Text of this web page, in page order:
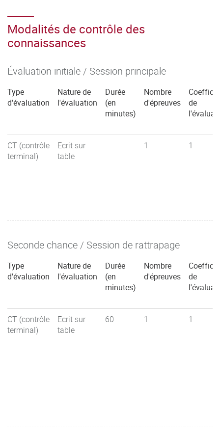
Modalités de contrôle des
connaissances
Évaluation initiale / Session principale
Type
d'évaluation
Nature de
l'évaluation
Durée
(en
minutes)
Nombre
d'épreuves
de
CT (contrôle
terminal)
Ecrit sur
table
1 1
Seconde chance / Session de rattrapage
Type
d'évaluation
Nature de
l'évaluation
Durée
(en
minutes)
Nombre
d'épreuves
de
CT (contrôle
terminal)
Ecrit sur
table
60 1 1